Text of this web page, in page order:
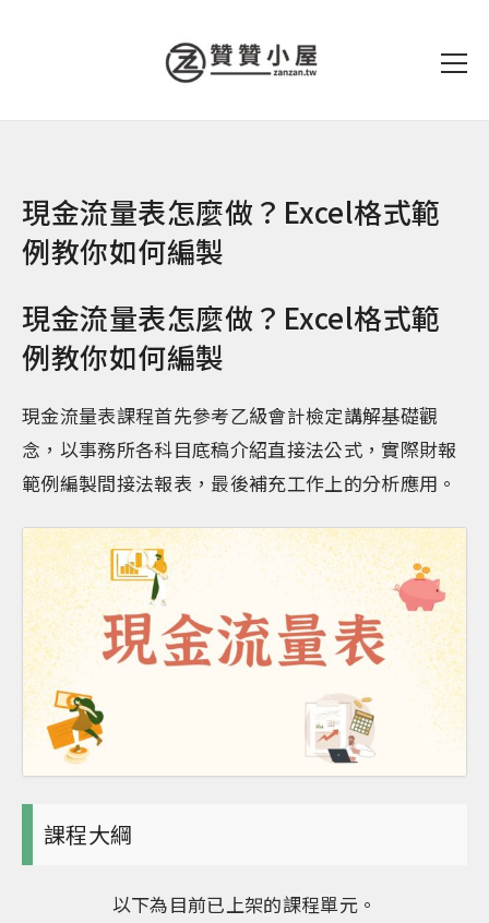
現金流量表怎麼做？Excel格式範
例教你如何編製
現金流量表怎麼做？Excel格式範
例教你如何編製
現金流量表課程首先參考乙級會計檢定講解基礎觀
念，以事務所各科目底稿介紹直接法公式，實際財報
範例編製間接法報表，最後補充工作上的分析應用。
課程大綱
以下為目前已上架的課程單元。